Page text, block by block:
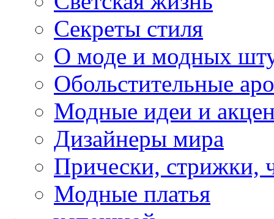
Секреты стиля
О моде и модных
Обольстительные
Модные идеи и
Дизайнеры мира
Прически, стрижки,
Модные платья